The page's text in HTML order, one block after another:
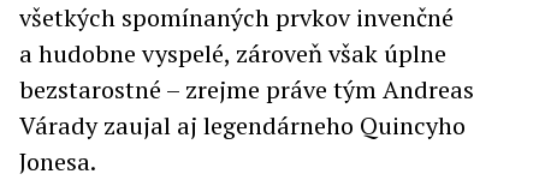
všetkých spomínaných prvkov invenčné
a hudobne vyspelé, zároveň však úplne
bezstarostné – zrejme práve tým Andreas
Várady zaujal aj legendárneho Quincyho
Jonesa.